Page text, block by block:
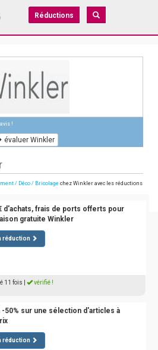
Réductions
!
évaluer Winkler
/ Déco / Bricolage chez Winkler avec les réductions
d'achats, frais de ports offerts pour
gratuite Winkler
réduction
11 fois vérifié !
-50% sur une sélection d'articles à
réduction